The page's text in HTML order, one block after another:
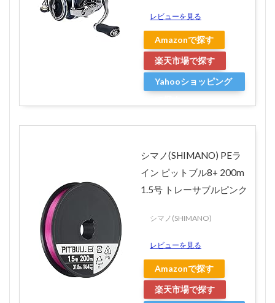
レビューを見る
Amazonで探す
楽天市場で探す
Yahooショッピング
シマノ(SHIMANO) PEラ
イン ピットブル8+ 200m
1.5号 トレーサブルピンク
シマノ(SHIMANO)
レビューを見る
Amazonで探す
楽天市場で探す